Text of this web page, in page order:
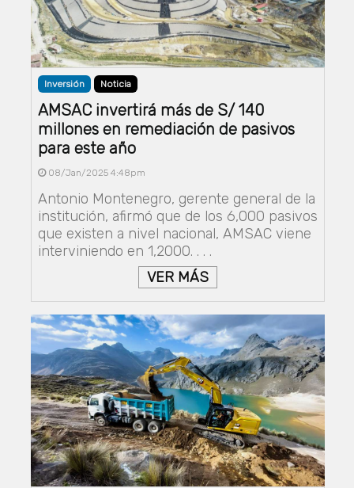
Inversión Noticia
AMSAC invertirá más de S/ 140
millones en remediación de pasivos
para este año
08/Jan/2025 4:48pm
Antonio Montenegro, gerente general de la
institución, afirmó que de los 6,000 pasivos
que existen a nivel nacional, AMSAC viene
interviniendo en 1,2000. . . .
VER MÁS